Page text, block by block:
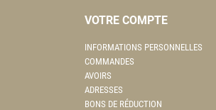
VOTRE COMPTE
INFORMATIONS PERSONNELLES
COMMANDES
AVOIRS
ADRESSES
BONS DE RÉDUCTION